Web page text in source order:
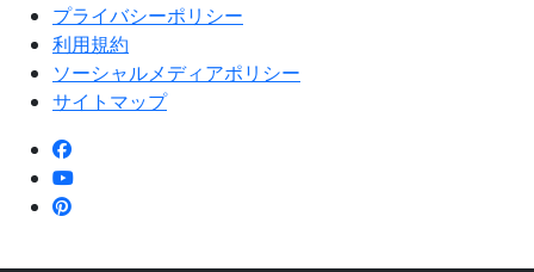
プライバシーポリシー
利用規約
ソーシャルメディアポリシー
サイトマップ